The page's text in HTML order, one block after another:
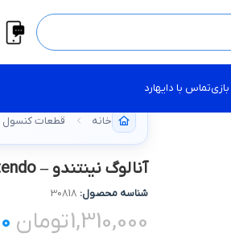
تماس با دایهارد
خانه قطعات کنسول NINTENDO
آنالوگ نینتندو – Nintendo سفید
شناسه محصول: 30818
1,310,000تومان